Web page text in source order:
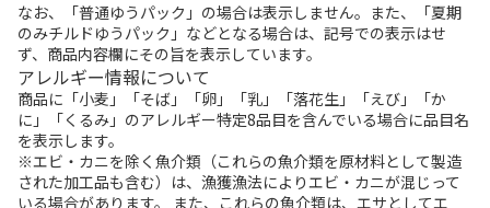
なお、「普通ゆうパック」の場合は表示しません。また、「夏期
のみチルドゆうパック」などとなる場合は、記号での表示はせ
ず、商品内容欄にその旨を表示しています。
アレルギー情報について
商品に「小麦」「そば」「卵」「乳」「落花生」「えび」「か
に」「くるみ」のアレルギー特定8品目を含んでいる場合に品目名
を表示します。
※エビ・カニを除く魚介類（これらの魚介類を原材料として製造
された加工品も含む）は、漁獲漁法によりエビ・カニが混じって
いる場合があります。 また、これらの魚介類は、エサとしてエ